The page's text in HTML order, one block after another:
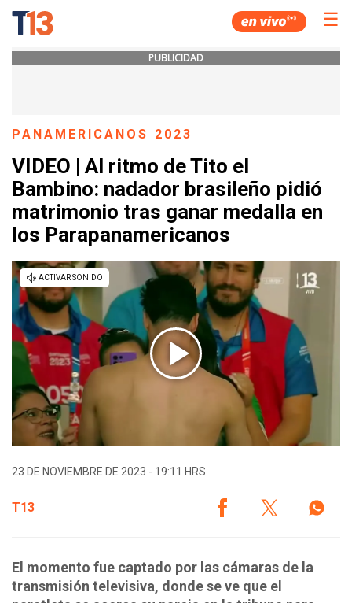
☰
PUBLICIDAD
PANAMERICANOS 2023
VIDEO | Al ritmo de Tito el
Bambino: nadador brasileño pidió
matrimonio tras ganar medalla en
los Parapanamericanos
23 DE NOVIEMBRE DE 2023 - 19:11 HRS.
T13
El momento fue captado por las cámaras de la
transmisión televisiva, donde se ve que el